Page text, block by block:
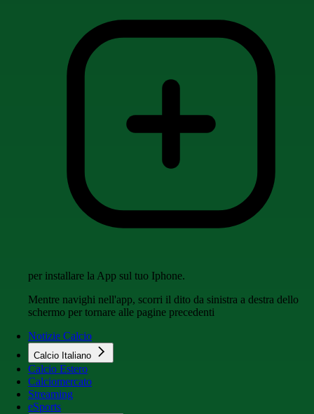
per installare la App sul tuo Iphone.
Mentre navighi nell'app, scorri il dito da sinistra a destra dello
schermo per tornare alle pagine precedenti
Notizie Calcio
Calcio Italiano
Calcio Estero
Calciomercato
Streaming
eSports